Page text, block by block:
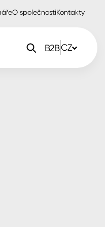
O společnostiKontakty
B2BCZ